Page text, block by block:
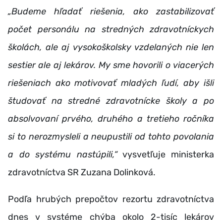
„Budeme hľadať riešenia, ako zastabilizovať
počet personálu na stredných zdravotníckych
školách, ale aj vysokoškolsky vzdelaných nie len
sestier ale aj lekárov. My sme hovorili o viacerých
riešeniach ako motivovať mladých ľudí, aby išli
študovať na stredné zdravotnícke školy a po
absolvovaní prvého, druhého a tretieho ročníka
si to nerozmysleli a neupustili od tohto povolania
a do systému nastúpili,“vysvetľuje ministerka
zdravotníctva SR Zuzana Dolinková.
Podľa hrubých prepočtov rezortu zdravotníctva
dnes v systéme chýba okolo 2-tisíc lekárov